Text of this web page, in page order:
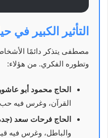
التأثير الكبير في
مصطفى يتذكر دائمًا
وتطوره الفكري. من هؤلاء:
الحاج محمود أبو
القرآن، وغرس فيه حب
الحاج فرحات سعد
والباطل، وغرس فيه